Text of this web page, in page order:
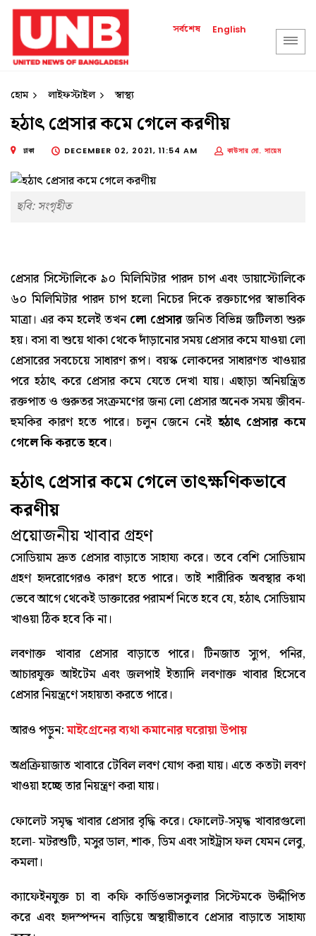
সর্বশেষ English
হোম লাইফস্টাইল স্বাস্থ্য
হঠাৎ প্রেসার কমে গেলে করণীয়
ঢাকা DECEMBER 02, 2021, 11:54 AM কাউসার মো. সায়েম
ছবি: সংগৃহীত
প্রেসার সিস্টোলিকে ৯০ মিলিমিটার পারদ চাপ এবং ডায়াস্টোলিকে
৬০ মিলিমিটার পারদ চাপ হলো নিচের দিকে রক্তচাপের স্বাভাবিক
মাত্রা। এর কম হলেই তখনলো প্রেসারজনিত বিভিন্ন জটিলতা শুরু
হয়। বসা বা শুয়ে থাকা থেকে দাঁড়ানোর সময় প্রেসার কমে যাওয়া লো
প্রেসারের সবচেয়ে সাধারণ রূপ। বয়স্ক লোকদের সাধারণত খাওয়ার
পরে হঠাৎ করে প্রেসার কমে যেতে দেখা যায়। এছাড়া অনিয়ন্ত্রিত
রক্তপাত ও গুরুতর সংক্রমণের জন্য লো প্রেসার অনেক সময় জীবন-
হুমকির কারণ হতে পারে। চলুন জেনে নেই হঠাৎ প্রেসার কমে
গেলে কি করতে হবে।
হঠাৎ প্রেসার কমে গেলে তাৎক্ষণিকভাবে
করণীয়
প্রয়োজনীয় খাবার গ্রহণ
সোডিয়াম দ্রুত প্রেসার বাড়াতে সাহায্য করে। তবে বেশি সোডিয়াম
গ্রহণ হৃদরোগেরও কারণ হতে পারে। তাই শারীরিক অবস্থার কথা
ভেবে আগে থেকেই ডাক্তারের পরামর্শ নিতে হবে যে, হঠাৎ সোডিয়াম
খাওয়া ঠিক হবে কি না।
লবণাক্ত খাবার প্রেসার বাড়াতে পারে। টিনজাত স্যুপ, পনির,
আচারযুক্ত আইটেম এবং জলপাই ইত্যাদি লবণাক্ত খাবার হিসেবে
প্রেসার নিয়ন্ত্রণে সহায়তা করতে পারে।
আরও পড়ুন:মাইগ্রেনের ব্যথা কমানোর ঘরোয়া উপায়
অপ্রক্রিয়াজাত খাবারে টেবিল লবণ যোগ করা যায়। এতে কতটা লবণ
খাওয়া হচ্ছে তার নিয়ন্ত্রণ করা যায়।
ফোলেট সমৃদ্ধ খাবার প্রেসার বৃদ্ধি করে। ফোলেট-সমৃদ্ধ খাবারগুলো
হলো- মটরশুটি, মসুর ডাল, শাক, ডিম এবং সাইট্রাস ফল যেমন লেবু,
কমলা।
ক্যাফেইনযুক্ত চা বা কফি কার্ডিওভাসকুলার সিস্টেমকে উদ্দীপিত
করে এবং হৃদস্পন্দন বাড়িয়ে অস্থায়ীভাবে প্রেসার বাড়াতে সাহায্য